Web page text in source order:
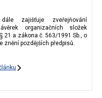
dále zajišťuje zveřejňování
organizačních složek
21 a zákona č. 563/1991 Sb., o
znění pozdějších předpisů.